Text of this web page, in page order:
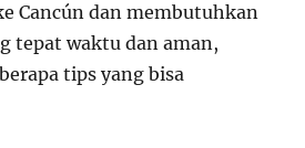
Cancún dan membutuhkan
tepat waktu dan aman,
tips yang bisa